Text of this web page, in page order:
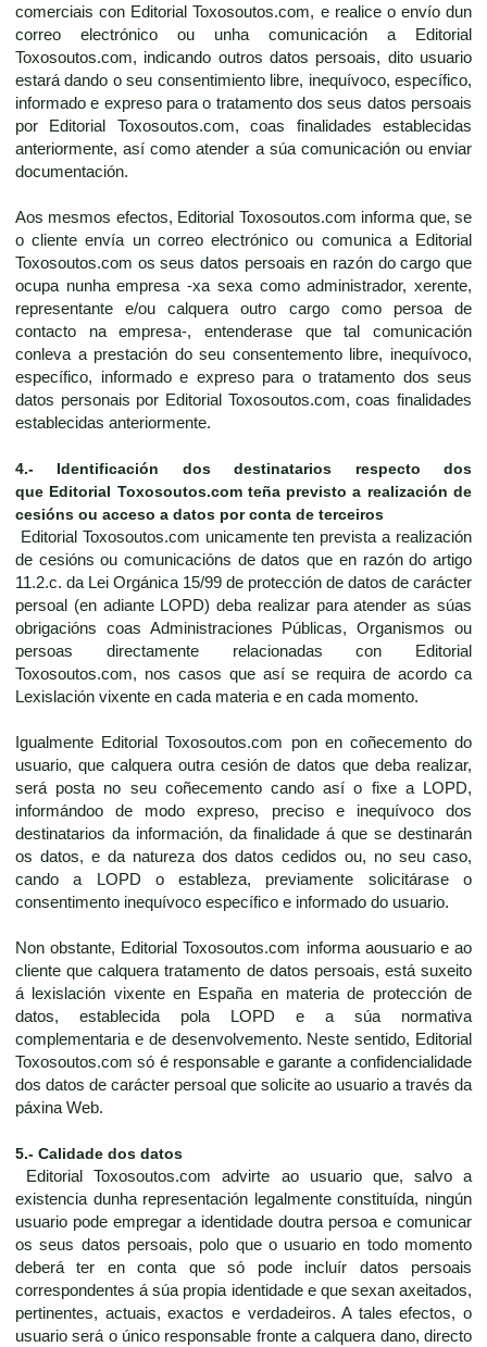
comerciais con Editorial Toxosoutos.com, e realice o envío dun
correo electrónico ou unha comunicación a Editorial
Toxosoutos.com, indicando outros datos persoais, dito usuario
estará dando o seu consentimiento libre, inequívoco, específico,
informado e expreso para o tratamento dos seus datos persoais
por Editorial Toxosoutos.com, coas finalidades establecidas
anteriormente, así como atender a súa comunicación ou enviar
documentación.
Aos mesmos efectos, Editorial Toxosoutos.com informa que, se
o cliente envía un correo electrónico ou comunica a Editorial
Toxosoutos.com os seus datos persoais en razón do cargo que
ocupa nunha empresa -xa sexa como administrador, xerente,
representante e/ou calquera outro cargo como persoa de
contacto na empresa-, entenderase que tal comunicación
conleva a prestación do seu consentemento libre, inequívoco,
específico, informado e expreso para o tratamento dos seus
datos personais por Editorial Toxosoutos.com, coas finalidades
establecidas anteriormente.
4.- Identificación dos destinatarios respecto dos
que Editorial Toxosoutos.com teña previsto a realización de
cesións ou acceso a datos por conta de terceiros
Editorial Toxosoutos.com unicamente ten prevista a realización
de cesións ou comunicacións de datos que en razón do artigo
11.2.c. da Lei Orgánica 15/99 de protección de datos de carácter
persoal (en adiante LOPD) deba realizar para atender as súas
obrigacións coas Administraciones Públicas, Organismos ou
persoas directamente relacionadas con Editorial
Toxosoutos.com, nos casos que así se requira de acordo ca
Lexislación vixente en cada materia e en cada momento.
Igualmente Editorial Toxosoutos.com pon en coñecemento do
usuario, que calquera outra cesión de datos que deba realizar,
será posta no seu coñecemento cando así o fixe a LOPD,
informándoo de modo expreso, preciso e inequívoco dos
destinatarios da información, da finalidade á que se destinarán
os datos, e da natureza dos datos cedidos ou, no seu caso,
cando a LOPD o estableza, previamente solicitárase o
consentimento inequívoco específico e informado do usuario.
Non obstante, Editorial Toxosoutos.com informa aousuario e ao
cliente que calquera tratamento de datos persoais, está suxeito
á lexislación vixente en España en materia de protección de
datos, establecida pola LOPD e a súa normativa
complementaria e de desenvolvemento. Neste sentido, Editorial
Toxosoutos.com só é responsable e garante a confidencialidade
dos datos de carácter persoal que solicite ao usuario a través da
páxina Web.
5.- Calidade dos datos
Editorial Toxosoutos.com advirte ao usuario que, salvo a
existencia dunha representación legalmente constituída, ningún
usuario pode empregar a identidade doutra persoa e comunicar
os seus datos persoais, polo que o usuario en todo momento
deberá ter en conta que só pode incluír datos persoais
correspondentes á súa propia identidade e que sexan axeitados,
pertinentes, actuais, exactos e verdadeiros. A tales efectos, o
usuario será o único responsable fronte a calquera dano, directo